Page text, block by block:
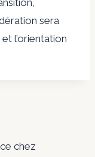
sera
l’orientation
chez